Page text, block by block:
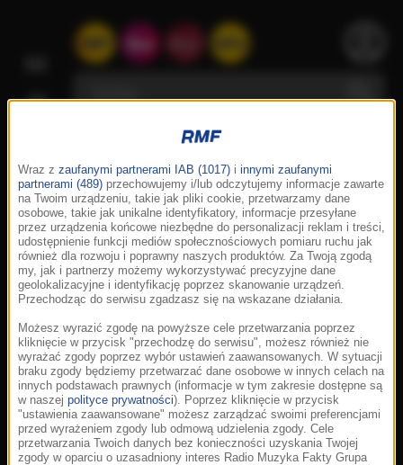
Wraz z zaufanymi partnerami IAB (1017) i innymi zaufanymi
partnerami (489) przechowujemy i/lub odczytujemy informacje zawarte
na Twoim urządzeniu, takie jak pliki cookie, przetwarzamy dane
osobowe, takie jak unikalne identyfikatory, informacje przesyłane
przez urządzenia końcowe niezbędne do personalizacji reklam i treści,
udostępnienie funkcji mediów społecznościowych pomiaru ruchu jak
również dla rozwoju i poprawny naszych produktów. Za Twoją zgodą
my, jak i partnerzy możemy wykorzystywać precyzyjne dane
geolokalizacyjne i identyfikację poprzez skanowanie urządzeń.
Przechodząc do serwisu zgadzasz się na wskazane działania.
Możesz wyrazić zgodę na powyższe cele przetwarzania poprzez
kliknięcie w przycisk "przechodzę do serwisu", możesz również nie
wyrażać zgody poprzez wybór ustawień zaawansowanych. W sytuacji
braku zgody będziemy przetwarzać dane osobowe w innych celach na
innych podstawach prawnych (informacje w tym zakresie dostępne są
w naszej polityce prywatności). Poprzez kliknięcie w przycisk
"ustawienia zaawansowane" możesz zarządzać swoimi preferencjami
przed wyrażeniem zgody lub odmową udzielenia zgody. Cele
przetwarzania Twoich danych bez konieczności uzyskania Twojej
zgody w oparciu o uzasadniony interes Radio Muzyka Fakty Grupa